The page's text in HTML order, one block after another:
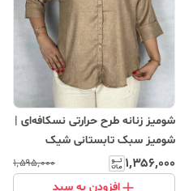
شومیز زنانه طرح حرارتی نسکافه‌ای |
شومیز سبک تابستانی شیک
۱٬۳۵۶٬۰۰۰ ۱٬۵۹۵٬۰۰۰
افزودن به سبد